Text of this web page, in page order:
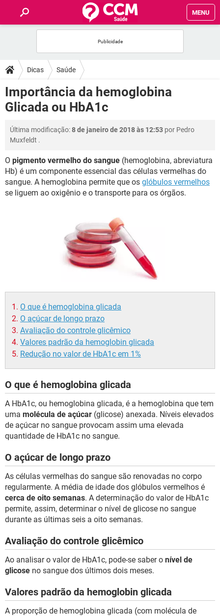
MENU
FÓRUM
SAÚDE
FAMÍLIA
NUTRIÇÃO
BEM-ESTAR
SEXUALIDADE
Dicas Saúde
Importância da hemoglobina
Glicada ou HbA1c
Última modificação:8 de janeiro de 2018 às 12:53 por Pedro
Muxfeldt .
O pigmento vermelho do sangue (hemoglobina, abreviatura
Hb) é um componente essencial das células vermelhas do
sangue. A hemoglobina permite que os glóbulos vermelhos
se liguem ao oxigênio e o transporte para os órgãos.
O que é hemoglobina glicada
O açúcar de longo prazo
Avaliação do controle glicêmico
Valores padrão da hemoglobin glicada
Redução no valor de HbA1c em 1%
O que é hemoglobina glicada
A HbA1c, ou hemoglobina glicada, é a hemoglobina que tem
uma molécula de açúcar (glicose) anexada. Níveis elevados
de açúcar no sangue provocam assim uma elevada
quantidade de HbA1c no sangue.
O açúcar de longo prazo
As células vermelhas do sangue são renovadas no corpo
regularmente. A média de idade dos glóbulos vermelhos é
cerca de oito semanas. A determinação do valor de HbA1c
permite, assim, determinar o nível de glicose no sangue
durante as últimas seis a oito semanas.
Avaliação do controle glicêmico
Ao analisar o valor de HbA1c, pode-se saber o nível de
glicose no sangue dos últimos dois meses.
Valores padrão da hemoglobin glicada
A proporção de hemoglobina glicada (com molécula de